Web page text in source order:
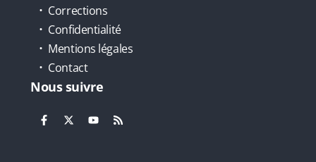
Corrections
Confidentialité
Mentions légales
Contact
Nous suivre